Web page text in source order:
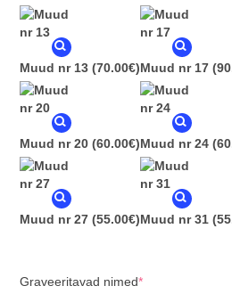
Muud nr 13 (70.00€)Muud nr 17
Muud nr 20 (60.00€)Muud nr 24
Muud nr 27 (55.00€)Muud nr 31
Graveeritavad nimed*(required)